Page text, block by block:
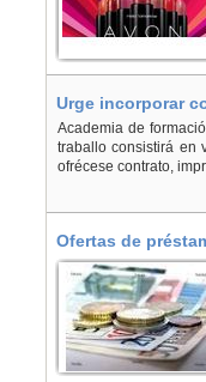
Urge incorporar
Academia de
traballo consistirá en
ofrécese contrato,
Ofertas de